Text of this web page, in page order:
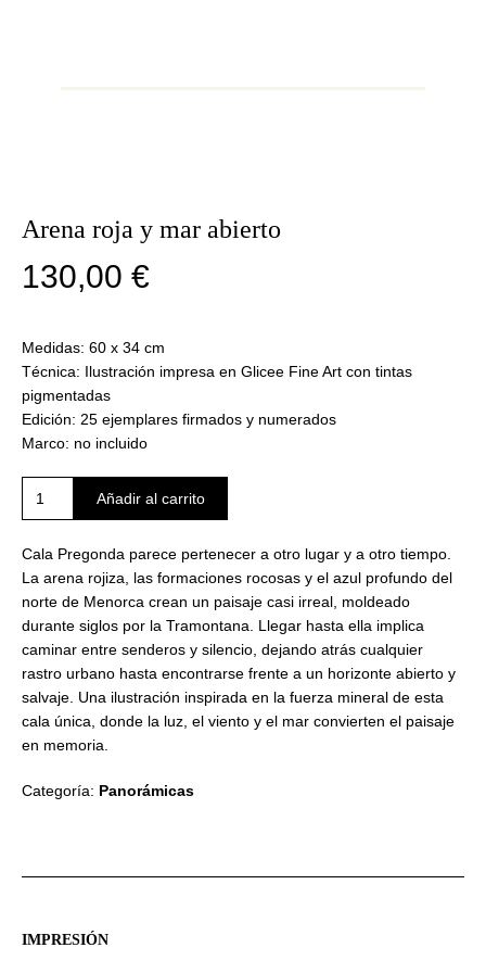
Arena roja y mar abierto
130,00 €
Medidas: 60 x 34 cm
Técnica: Ilustración impresa en Glicee Fine Art con tintas
pigmentadas
Edición: 25 ejemplares firmados y numerados
Marco: no incluido
abierto
cantidad
Añadir al carrito
Cala Pregonda parece pertenecer a otro lugar y a otro tiempo.
La arena rojiza, las formaciones rocosas y el azul profundo del
norte de Menorca crean un paisaje casi irreal, moldeado
durante siglos por la Tramontana. Llegar hasta ella implica
caminar entre senderos y silencio, dejando atrás cualquier
rastro urbano hasta encontrarse frente a un horizonte abierto y
salvaje. Una ilustración inspirada en la fuerza mineral de esta
cala única, donde la luz, el viento y el mar convierten el paisaje
en memoria.
Categoría: Panorámicas
IMPRESIÓN